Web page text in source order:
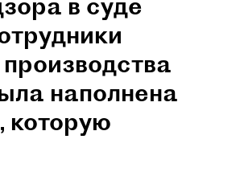
наполнена
которую